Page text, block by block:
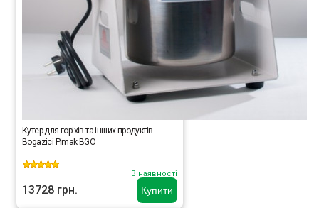
Купити
Кутер для горіхів та інших продуктів
Bogazici Pimak BGO
В наявності
13728 грн.